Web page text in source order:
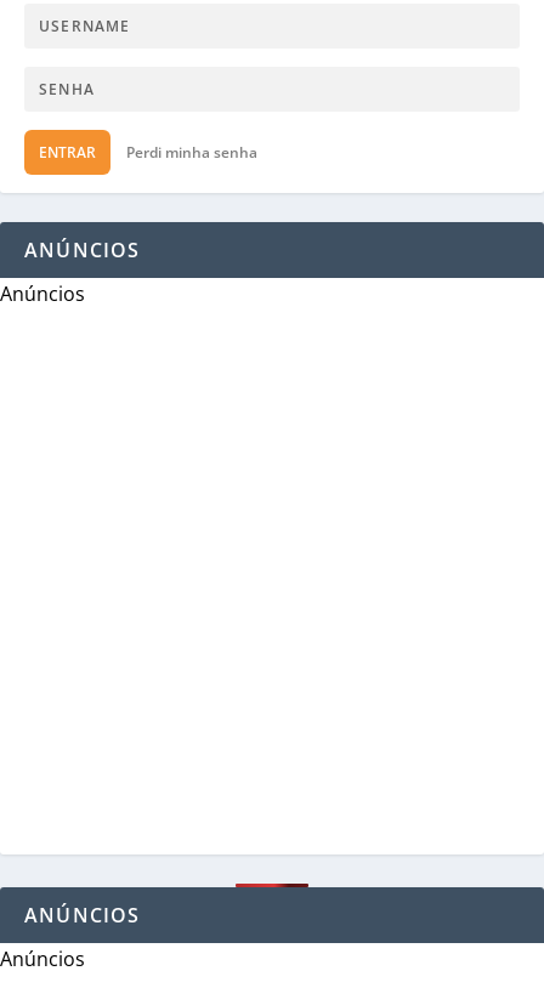
ENTRAR Perdi minha senha
ANÚNCIOS
Anúncios
ANÚNCIOS
Anúncios